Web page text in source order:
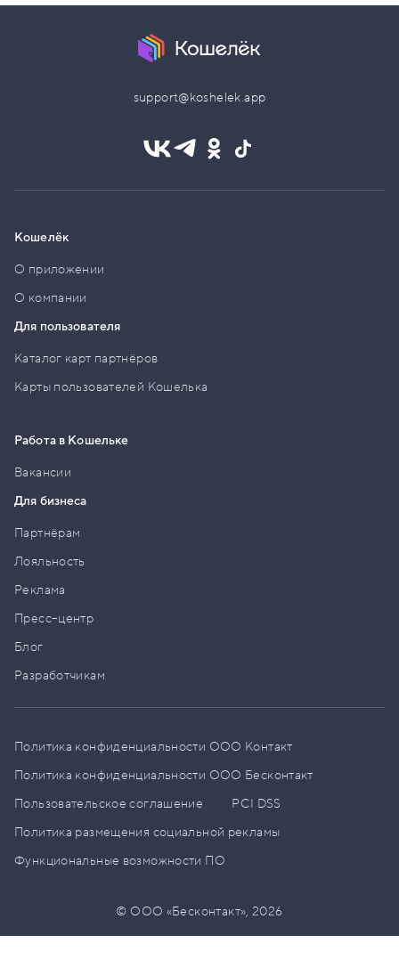
support@koshelek.app
Кошелёк
О приложении
О компании
Для пользователя
Каталог карт партнёров
Карты пользователей Кошелька
Работа в Кошельке
Вакансии
Для бизнеса
Партнёрам
Лояльность
Реклама
Пресс–центр
Блог
Разработчикам
Политика конфиденциальности ООО Контакт
Политика конфиденциальности ООО Бесконтакт
Пользовательское соглашение
PCI DSS
Политика размещения социальной рекламы
Функциональные возможности ПО
© ООО «Бесконтакт»,2026